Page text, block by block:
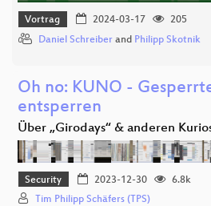
Vortrag 2024-03-17
205
Daniel Schreiber and Philipp Skotnik
Oh no: KUNO -
entsperren
Über „Girodays“ & anderen
Security 2023-12-30
6.8k
Tim Philipp Schäfers (TPS)